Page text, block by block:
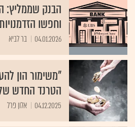
הבנק שממליץ:
וחפשו
04.01.2026 בר לביא
"משימור הון
הטרנד החדש
04.12.2025 אלון פרל